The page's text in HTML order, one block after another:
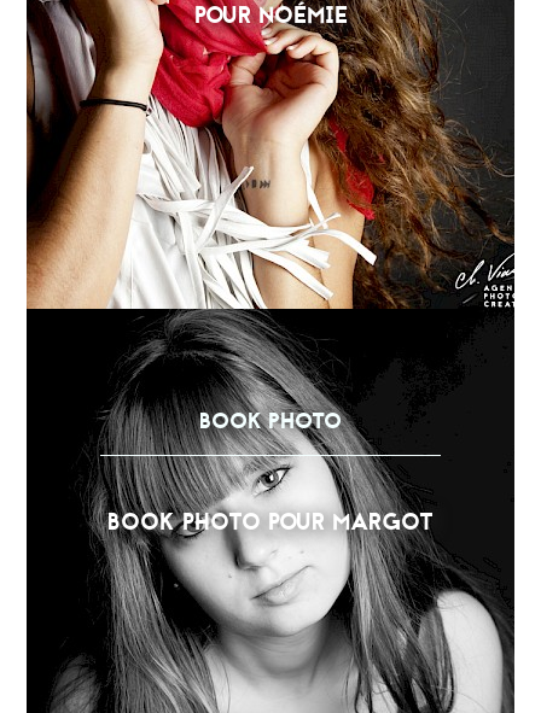
POUR NOÉMIE
BOOK PHOTO
BOOK PHOTO POUR MARGOT